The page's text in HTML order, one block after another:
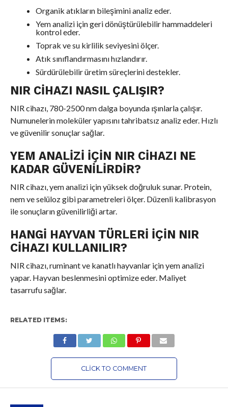
Organik atıkların bileşimini analiz eder.
Yem analizi için geri dönüştürülebilir hammaddeleri
kontrol eder.
Toprak ve su kirlilik seviyesini ölçer.
Atık sınıflandırmasını hızlandırır.
Sürdürülebilir üretim süreçlerini destekler.
NIR CIHAZI NASIL ÇALIŞIR?
NIR cihazı, 780-2500 nm dalga boyunda ışınlarla çalışır.
Numunelerin moleküler yapısını tahribatsız analiz eder. Hızlı
ve güvenilir sonuçlar sağlar.
YEM ANALIZI İÇIN NIR CIHAZI NE
KADAR GÜVENILIRDIR?
NIR cihazı, yem analizi için yüksek doğruluk sunar. Protein,
nem ve selüloz gibi parametreleri ölçer. Düzenli kalibrasyon
ile sonuçların güvenilirliği artar.
HANGI HAYVAN TÜRLERI İÇIN NIR
CIHAZI KULLANILIR?
NIR cihazı, ruminant ve kanatlı hayvanlar için yem analizi
yapar. Hayvan beslenmesini optimize eder. Maliyet
tasarrufu sağlar.
RELATED ITEMS:
CLICK TO COMMENT